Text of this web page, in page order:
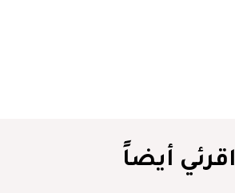
اقرئي أيضاً